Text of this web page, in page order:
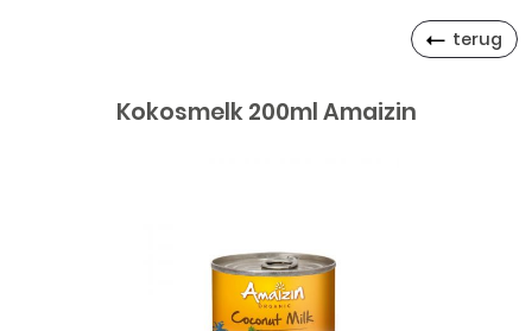
terug
Kokosmelk 200ml Amaizin